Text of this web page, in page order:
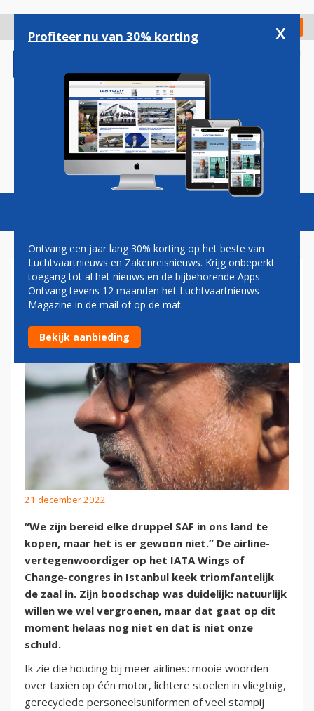
gaan
Check in
Magazine Podcasts Vacatures
WALTER SCHUT:
LUCHTKASTEEL
21 december 2022
“We zijn bereid elke druppel SAF in ons land te
kopen, maar het is er gewoon niet.” De airline-
vertegenwoordiger op het IATA Wings of
Change-congres in Istanbul keek triomfantelijk
de zaal in. Zijn boodschap was duidelijk: natuurlijk
willen we wel vergroenen, maar dat gaat op dit
moment helaas nog niet en dat is niet onze
schuld.
Ik zie die houding bij meer airlines: mooie woorden
over taxiën op één motor, lichtere stoelen in vliegtuig,
gerecyclede personeelsuniformen of veel stampij
Profiteer nu van 30% korting x
Ontvang een jaar lang 30% korting op het beste van
Luchtvaartnieuws en Zakenreisnieuws. Krijg onbeperkt
toegang tot al het nieuws en de bijbehorende Apps.
Ontvang tevens 12 maanden het Luchtvaartnieuws
Magazine in de mail of op de mat.
Bekijk aanbieding